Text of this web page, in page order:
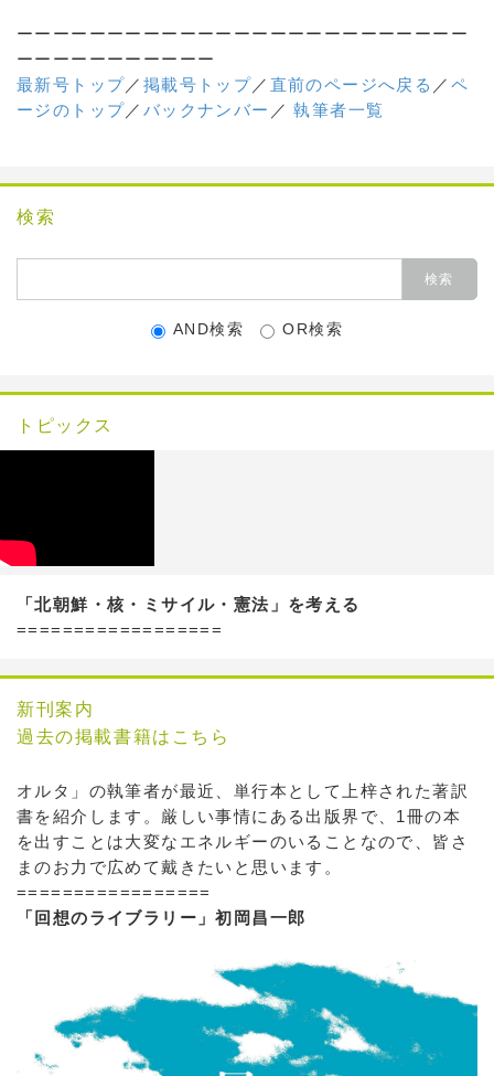
ーーーーーーーーーーーーーーーーーーーーーーーーー
ーーーーーーーーーーー
最新号トップ／ 掲載号トップ／ 直前のページへ戻る ／ ペ
ージのトップ／ バックナンバー ／執筆者一覧
検索
AND検索 OR検索
トピックス
「北朝鮮・核・ミサイル・憲法」を考える
==================
新刊案内
過去の掲載書籍はこちら
オルタ」の執筆者が最近、単行本として上梓された著訳
書を紹介します。厳しい事情にある出版界で、1冊の本
を出すことは大変なエネルギーのいることなので、皆さ
まのお力で広めて戴きたいと思います。
=================
「回想のライブラリー」初岡昌一郎